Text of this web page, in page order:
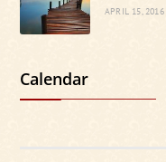
APRIL 15, 2016
Calendar